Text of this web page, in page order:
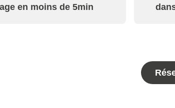
en moins de 5min